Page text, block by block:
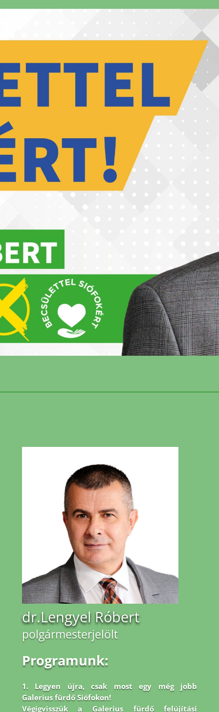
dr.Lengyel Róbert
polgármesterjelölt
Programunk:
1. Legyen újra, csak most egy még jobb
Galerius fürdő Siófokon!
Végigvisszük a Galerius fürdő felújítási